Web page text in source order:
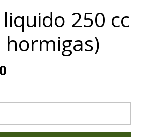
250 cc
hormigas)